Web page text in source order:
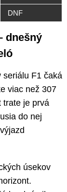
DNF
dnešný
seriálu F1 čaká
viac než 307
trate je prvá
do nej
úsekov